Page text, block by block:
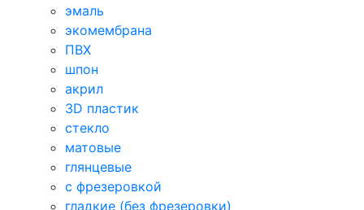
эмаль
экомембрана
ПВХ
шпон
акрил
3D пластик
стекло
матовые
глянцевые
с фрезеровкой
гладкие (без фрезеровки)